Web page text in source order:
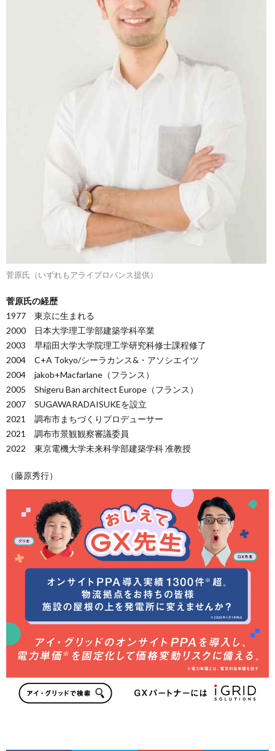
菅原氏（いずれもアライプロバンス提供）
菅原氏の経歴
1977 東京に生まれる
2000 日本大学理工学部建築学科卒業
2003 早稲田大学大学院理工学研究科修士課程修了
2004 C+A Tokyo/シーラカンス&・アソシエイツ
2004 jakob+Macfarlane（フランス）
2005 Shigeru Ban architect Europe（フランス）
2007 SUGAWARADAISUKEを設立
2021 調布市まちづくりプロデューサー
2021 調布市景観観察審議委員
2022 東京電機大学未来科学部建築学科 准教授
（藤原秀行）